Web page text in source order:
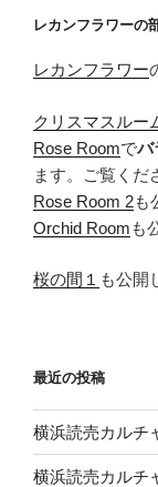
ン
レカンフラワーの
レカンフラワー
クリスマスルー
Rose Roomでバ
ます。ご覧くだ
Rose Room 2も
Orchid Room も
桜の間１ も公開
最近の投稿
横浜読売カルチ
横浜読売カルチ